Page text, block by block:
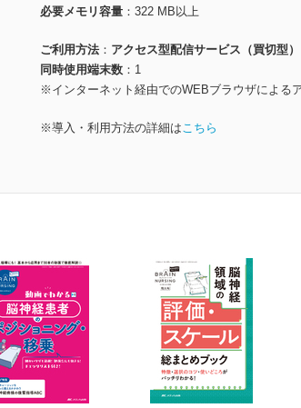
必要メモリ容量
322 MB以上
ご利用方法
アクセス型配信サービス（買切型）
同時使用端末数
1
※インターネット経由でのWEBブラウザによる
※導入・利用方法の詳細はこちら